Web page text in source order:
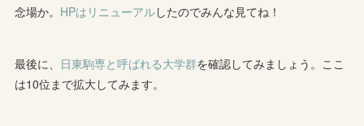
念場か。 HPはリニューアルしたのでみんな見てね！
最後に、 日東駒専と呼ばれる大学群を確認してみましょう。ここ
は10位まで拡大してみます。